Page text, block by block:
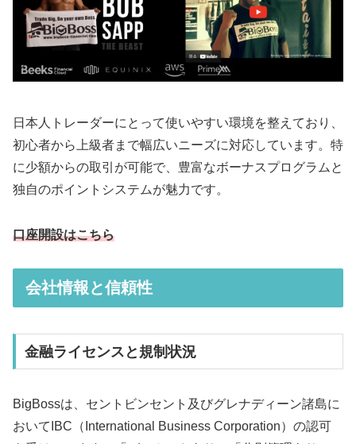
日本人トレーダーにとって使いやすい環境を整えており、
初心者から上級者まで幅広いニーズに対応しています。特
に少額からの取引が可能で、豊富なボーナスプログラムと
独自のポイントシステムが魅力です。
口座開設はこちら
会社情報と信頼性
金融ライセンスと規制状況
BigBossは、セントビンセント及びグレナディーン諸島に
おいてIBC（International Business Corporation）の認可